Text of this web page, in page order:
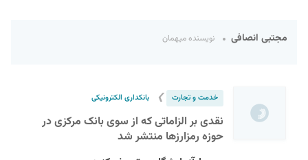
مجتبی انصافی نویسنده میهمان
خدمت و تجارت ❯ بانکداری الکترونیکی
نقدی بر الزاماتی که از سوی بانک مرکزی در
حوزه رمزارزها منتشر شد